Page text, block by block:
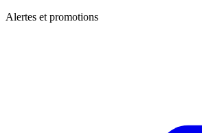
Alertes et promotions